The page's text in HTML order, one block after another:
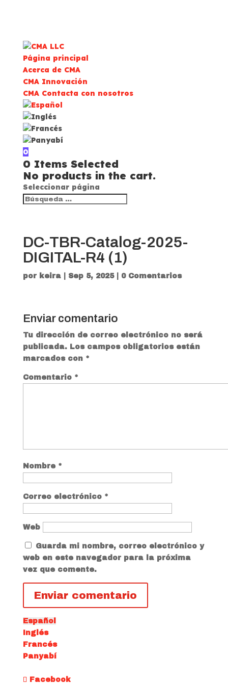
Página principal
Acerca de CMA
CMA Innovación
CMA Contacta con nosotros
0
0 Items Selected
No products in the cart.
Seleccionar página
DC-TBR-Catalog-2025-
DIGITAL-R4 (1)
por keira| Sep 5, 2025| 0 Comentarios
Enviar comentario
Tu dirección de correo electrónico no será
publicada.
Los campos obligatorios están
marcados con *
Comentario *
Nombre *
Correo electrónico *
Web
Guarda mi nombre, correo electrónico y
web en este navegador para la próxima
vez que comente.
Español
Inglés
Francés
Panyabí
Facebook